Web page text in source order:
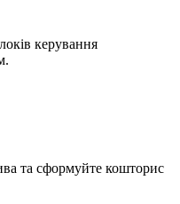
керування
та сформуйте кошторис